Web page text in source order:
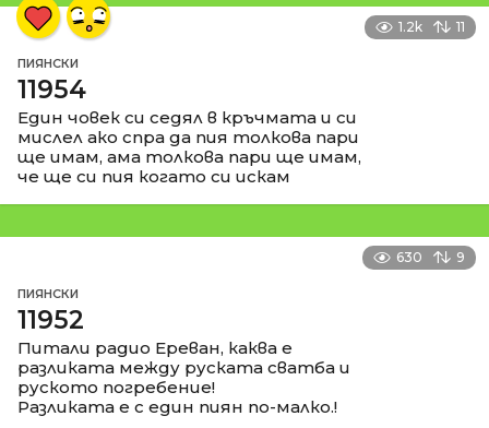
1.2k 11
ПИЯНСКИ
11954
Един човек си седял в кръчмата и си
мислел ако спра да пия толкова пари
ще имам, ама толкова пари ще имам,
че ще си пия когато си искам
630 9
ПИЯНСКИ
11952
Питали радио Ереван, каква е
разликата между руската сватба и
руското погребение!
Разликата е с един пиян по-малко.!